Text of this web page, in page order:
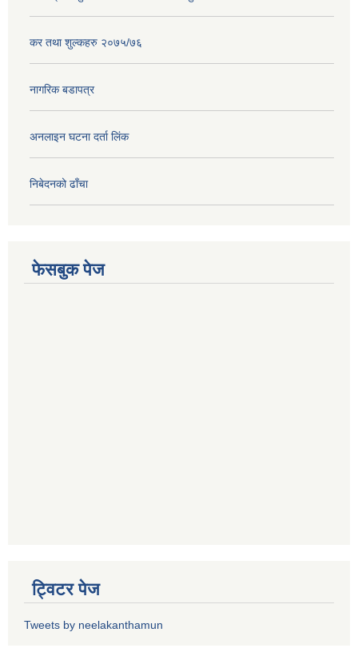
कर तथा शुल्कहरु २०७५/७६
नागरिक बडापत्र
अनलाइन घटना दर्ता लिंक
निबेदनको ढाँचा
फेसबुक पेज
ट्विटर पेज
Tweets by neelakanthamun